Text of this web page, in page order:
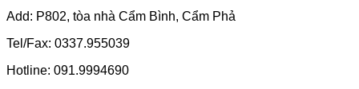
Add: P802, tòa nhà Cẩm Bình, Cẩm Phả
Tel/Fax: 0337.955039
Hotline: 091.9994690